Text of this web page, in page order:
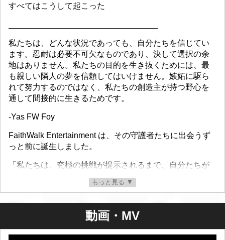
すべてはこうして起こった
私たちは、どんな状況であっても、自分たちを信じてい
ます。忍耐は必要不可欠なものであり、決して選択の余
地はありません。私たちの目的を生き抜くためには、最
も親しい隣人の夢を信頼してはいけません。嫉妬に駆ら
れて努力するのではなく、私たちの創造主が持つ野心を
通して間接的に生きるためです。
-Yas FW Foy
FaithWalk Entertainment は、その守護者たちに出会うず
っと前に誕生しました。
「私たちは、究極の挑戦が提示されるまで、自分たちが
持つ才能を予想していませんでした。自分たちのような
人間には達成できないかのように語っていたものが、今
のは何もありません。」
「フェイスウォーク エンターテインメントは、以前はフ
もっと見る ▼
動画・MV